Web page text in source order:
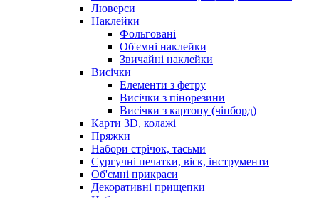
Люверси
Наклейки
Фольговані
Об'ємні наклейки
Звичайні наклейки
Висічки
Елементи з фетру
Висічки з пінорезини
Висічки з картону (чіпборд)
Карти 3D, колажі
Пряжки
Набори стрічок, тасьми
Сургучні печатки, віск, інструменти
Об'ємні прикраси
Декоративні прищепки